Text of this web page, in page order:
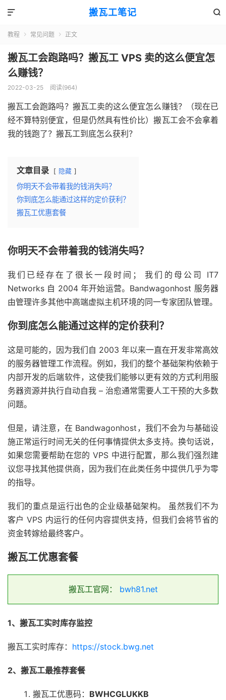
搬瓦工笔记 

教程  常见问题  正文
搬瓦工会跑路吗？搬瓦工 VPS 卖的这么便宜怎
么赚钱？
2022-03-25 阅读(964)
搬瓦工会跑路吗？搬瓦工卖的这么便宜怎么赚钱？（现在已
经不算特别便宜，但是仍然具有性价比）搬瓦工会不会拿着
我的钱跑了？搬瓦工到底怎么获利？
文章目录 隐藏
你明天不会带着我的钱消失吗？
你到底怎么能通过这样的定价获利？
搬瓦工优惠套餐
你明天不会带着我的钱消失吗？
我们已经存在了很长一段时间； 我们的母公司 IT7
Networks 自 2004 年开始运营。Bandwagonhost 服务器
由管理许多其他中高端虚拟主机环境的同一专家团队管理。
你到底怎么能通过这样的定价获利？
这是可能的，因为我们自 2003 年以来一直在开发非常高效
的服务器管理工作流程。例如，我们的整个基础架构依赖于
内部开发的后端软件，这使我们能够以更有效的方式利用服
务器资源并执行自动自我 – 治愈通常需要人工干预的大多数
问题。
但是，请注意，在 Bandwagonhost，我们不会为与基础设
施正常运行时间无关的任何事情提供太多支持。换句话说，
如果您需要帮助在您的 VPS 中进行配置，那么我们强烈建
议您寻找其他提供商，因为我们在此类任务中提供几乎为零
的指导。
我们的重点是运行出色的企业级基础架构。 虽然我们不为
客户 VPS 内运行的任何内容提供支持，但我们会将节省的
资金转嫁给最终客户。
搬瓦工优惠套餐
搬瓦工官网： bwh81.net
1、搬瓦工实时库存监控
搬瓦工实时库存： https://stock.bwg.net
2、搬瓦工最推荐套餐
搬瓦工优惠码： BWHCGLUKKB